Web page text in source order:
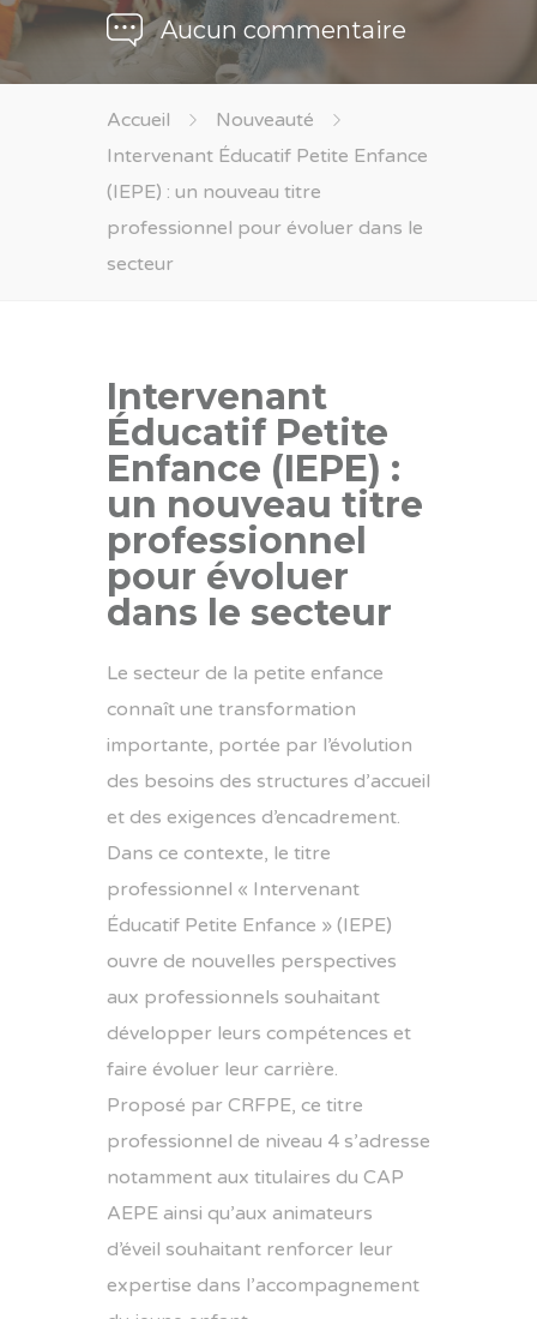
Aucun commentaire
Accueil
Nouveauté
Intervenant Éducatif Petite Enfance
(IEPE) : un nouveau titre
professionnel pour évoluer dans le
secteur
Intervenant
Éducatif Petite
Enfance (IEPE) :
un nouveau titre
professionnel
pour évoluer
dans le secteur
Le secteur de la petite enfance
connaît une transformation
importante, portée par l’évolution
des besoins des structures d’accueil
et des exigences d’encadrement.
Dans ce contexte, le titre
professionnel « Intervenant
Éducatif Petite Enfance » (IEPE)
ouvre de nouvelles perspectives
aux professionnels souhaitant
développer leurs compétences et
faire évoluer leur carrière.
Proposé par CRFPE, ce titre
professionnel de niveau 4 s’adresse
notamment aux titulaires du CAP
AEPE ainsi qu’aux animateurs
d’éveil souhaitant renforcer leur
expertise dans l’accompagnement